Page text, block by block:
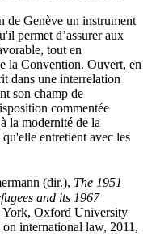
Genève un instrument
permet d’assurer aux
tout en
la Convention. Ouvert, en
dans une interrelation
son champ de
commentée
la modernité de la
entretient avec les
(dir.), The 1951
and its 1967
Oxford University
international law, 2011,